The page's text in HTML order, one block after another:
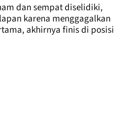
dan sempat diselidiki,
karena menggagalkan
akhirnya finis di posisi